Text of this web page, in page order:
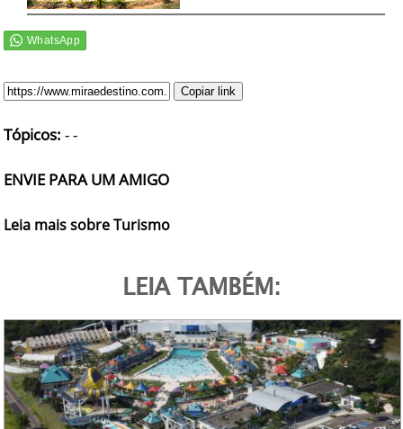
Copiar link
Tópicos: --
ENVIE PARA UM AMIGO
Leia mais sobre Turismo
LEIA TAMBÉM: